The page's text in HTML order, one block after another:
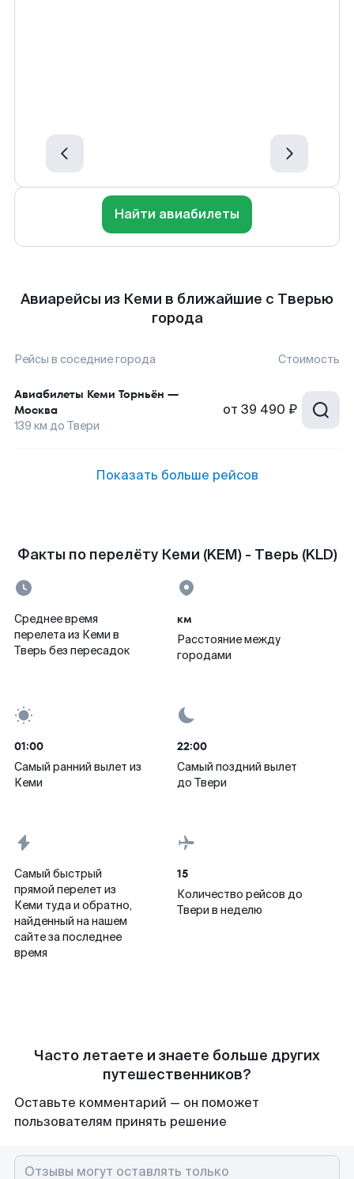
Найти авиабилеты
Авиарейсы из Кеми в ближайшие с Тверью
города
Рейсы в соседние города Стоимость
Авиабилеты Кеми Торньён —
Москва
139 км до Твери
от 39 490 ₽
Показать больше рейсов
Факты по перелёту Кеми (KEM) - Тверь (KLD)
Среднее время
перелета из Кеми в
Тверь без пересадок
км
Расстояние между
городами
01:00
Самый ранний вылет из
Кеми
22:00
Самый поздний вылет
до Твери
Самый быстрый
прямой перелет из
Кеми туда и обратно,
найденный на нашем
сайте за последнее
время
15
Количество рейсов до
Твери в неделю
Часто летаете и знаете больше других
путешественников?
Оставьте комментарий — он поможет
пользователям принять решение